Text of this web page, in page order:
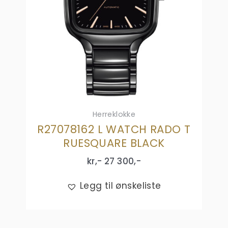
Herreklokke
R27078162 L WATCH RADO T
RUESQUARE BLACK
kr,- 27 300,-
Legg til ønskeliste